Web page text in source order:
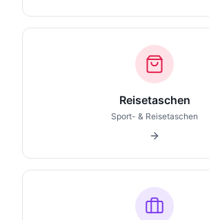
Reisetaschen
Sport- & Reisetaschen